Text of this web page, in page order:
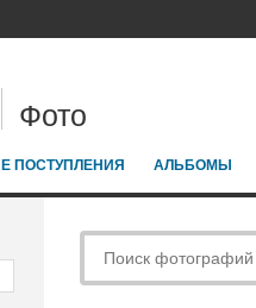
Фото
ПОСТУПЛЕНИЯ АЛЬБОМЫ